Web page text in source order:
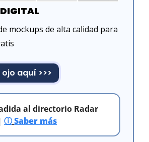
mockups de alta calidad para
ojo aquí >>>
al directorio Radar
ⓘSaber más